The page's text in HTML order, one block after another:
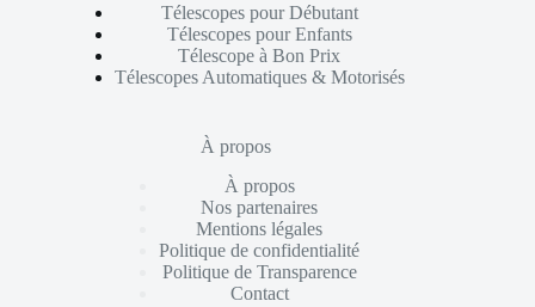
Télescopes pour Débutant
Télescopes pour Enfants
Télescope à Bon Prix
Télescopes Automatiques & Motorisés
À propos
À propos
Nos partenaires
Mentions légales
Politique de confidentialité
Politique de Transparence
Contact